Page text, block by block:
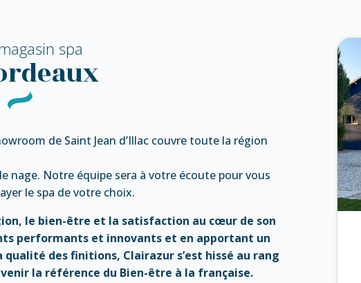
spa
de Saint Jean d’Illac couvre toute la région
nage. Notre équipe sera à votre écoute pour vous
le spa de votre choix.
le bien-être et la satisfaction au cœur de son
performants et innovants et en apportant un
des finitions, Clairazur s’est hissé au rang
la référence du Bien-être à la française.